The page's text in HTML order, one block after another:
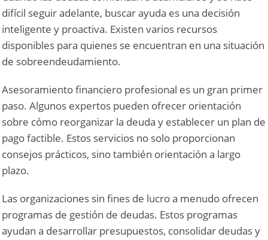
difícil seguir adelante, buscar ayuda es una decisión
inteligente y proactiva. Existen varios recursos
disponibles para quienes se encuentran en una situación
de sobreendeudamiento.
Asesoramiento financiero profesional es un gran primer
paso. Algunos expertos pueden ofrecer orientación
sobre cómo reorganizar la deuda y establecer un plan de
pago factible. Estos servicios no solo proporcionan
consejos prácticos, sino también orientación a largo
plazo.
Las organizaciones sin fines de lucro a menudo ofrecen
programas de gestión de deudas. Estos programas
ayudan a desarrollar presupuestos, consolidar deudas y